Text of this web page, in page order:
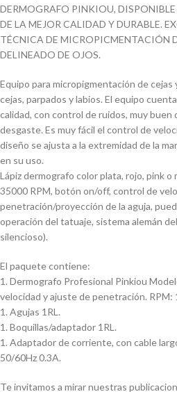
DERMOGRAFO PINKIOU,
DE LA MEJOR CALIDAD Y DURABLE.
TÉCNICA DE MICROPICMENTACIÓN
DELINEADO DE OJOS.
Equipo para micropigmentación de cejas
cejas, parpados y labios. El equipo
calidad, con control de ruidos, muy buen
desgaste. Es muy fácil el control de
diseño se ajusta a la extremidad de la
en su uso.
Lápiz dermografo color plata, rojo, pink o
35000 RPM, botón on/off, control de
penetración/proyección de la aguja,
operación del tatuaje, sistema alemán
silencioso).
El paquete contiene:
1. Dermografo Profesional Pinkiou
velocidad y ajuste de penetración.
1. Agujas 1RL.
1. Boquillas/adaptador 1RL.
1. Adaptador de corriente, con cable
50/60Hz 0.3A.
Te invitamos a mirar nuestras